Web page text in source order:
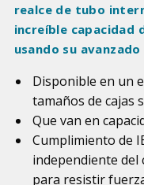
realce de tubo
increíble capacidad
usando su
Disponible en un
tamaños de cajas
Que van en
Cumplimiento de
independiente del
para resistir